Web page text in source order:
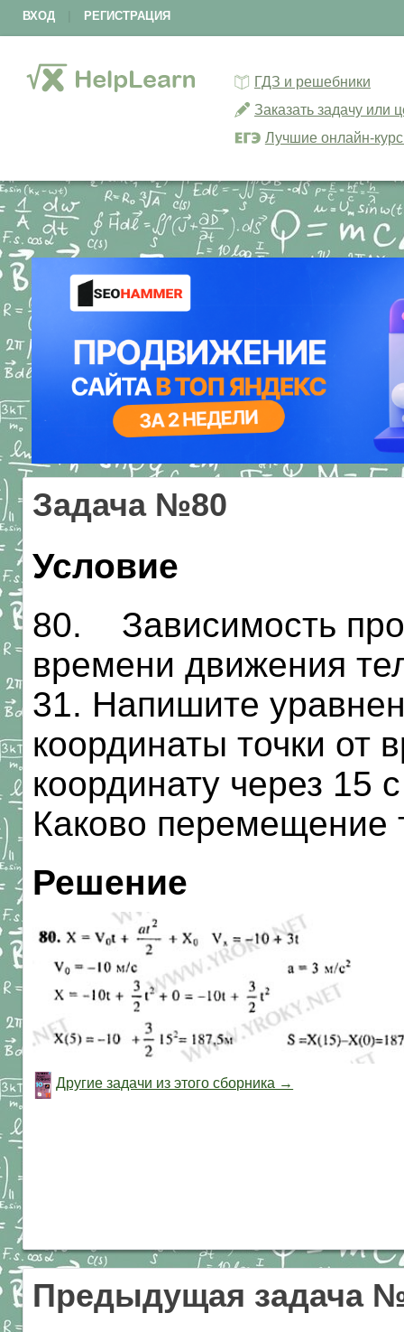
ВХОД РЕГИСТРАЦИЯ
ГДЗ и решебники
Заказать задачу или
Лучшие онлайн-
Задача №80
Условие
80. Зависимость
времени движения
31. Напишите
координаты точки от
координату через 15
Каково перемещение
Решение
Другие задачи из этого сборника →
Предыдущая задача